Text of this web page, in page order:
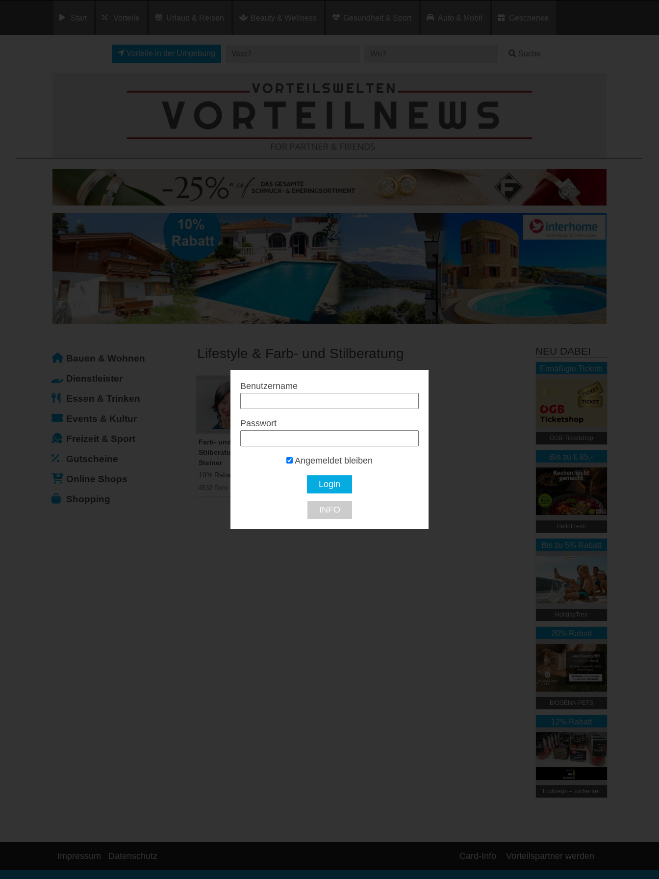
Start Vorteile Urlaub & Reisen Beauty & Wellness Gesundheit & Sport Auto & Mobil Geschenke
Vorteile in der Umgebung Suche
Bauen & Wohnen
Dienstleister
Essen & Trinken
Events & Kultur
Freizeit & Sport
Gutscheine
Online Shops
Shopping
Lifestyle & Farb- und Stilberatung
Farb- und
Stilberatung – Elli
Steiner
10% Rabatt...
4532 Rohr
NEU DABEI
Ermäßigte Tickets
ÖGB-Ticketshop
Bis zu € 85,-
Rabatt
HelloFresh
Bis zu 5% Rabatt
HolidayTrex
20% Rabatt
BIOGENA-PETS
12% Rabatt
Ludwegs – zuckerfrei
leben
Impressum Datenschutz Card-Info Vorteilspartner werden
Benutzername
Passwort
Angemeldet bleiben
INFO